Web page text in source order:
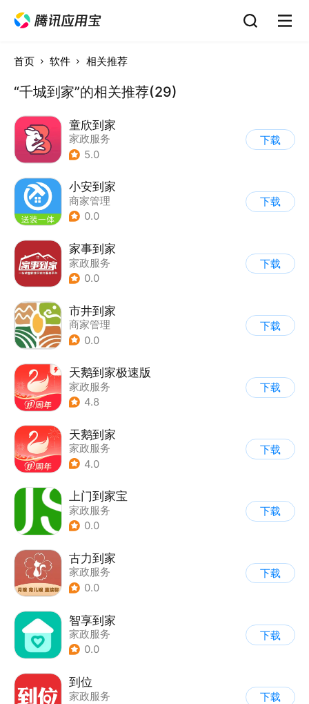
首页 软件 相关推荐
“千城到家”的相关推荐(29)
童欣到家
家政服务
5.0
下载
小安到家
商家管理
0.0
下载
家事到家
家政服务
0.0
下载
市井到家
商家管理
0.0
下载
天鹅到家极速版
家政服务
4.8
下载
天鹅到家
家政服务
4.0
下载
上门到家宝
家政服务
0.0
下载
古力到家
家政服务
0.0
下载
智享到家
家政服务
0.0
下载
到位
家政服务
下载